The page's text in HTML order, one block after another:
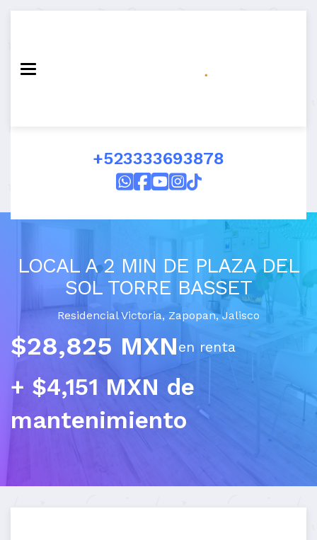
Toggle navigation
+523333693878
LOCAL A 2 MIN DE PLAZA DEL
SOL TORRE BASSET
Residencial Victoria, Zapopan,Jalisco
$28,825 MXNen renta
+ $4,151 MXN de
mantenimiento